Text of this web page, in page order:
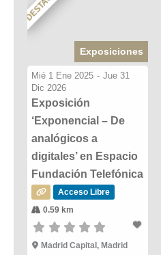
Exposiciones
Mié 1 Ene 2025 - Jue 31
Dic 2026
Exposición
‘Exponencial – De
analógicos a
digitales’ en Espacio
Fundación Telefónica
Acceso Libre
0.59 km
Madrid Capital, Madrid